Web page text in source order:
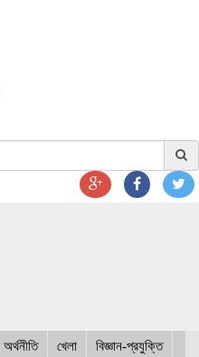
অর্থনীতি খেলা বিজ্ঞান-প্রযুক্তি